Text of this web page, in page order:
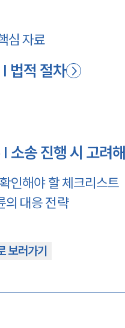
심 자료
법적 절차
소송 진행 시 고려
인해야 할 체크리스트
의 대응 전략
보러가기